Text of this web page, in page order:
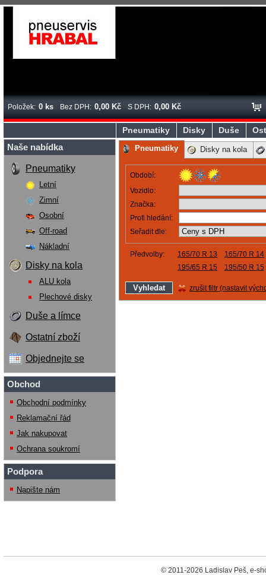
Pneumatiky Disky Duše
Položek: 0 ks Bez DPH: 0,00 Kč S DPH: 0,00 Kč
Naše nabídka
Pneumatiky
Letní
Zimní
Osobní
Off-road
Nákladní
Disky na kola
ALU kola
Plechové disky
Duše a límce
Ostatní zboží
Objednejte se
Obchod
Obchodní podmínky
Reklamační řád
Jak nakupovat
Ochrana soukromí
Podpora
Napište nám
Pneumatiky Disky na kola
Období:
Vozidlo:
Značka:
Profi hledání:
Seřadit dle:
Předvolby: 165/70 R 13
165/70 R 14
195/65 R 15
195/50 R 15
zrušit filtr (nastavit
© 2011-2026 Ladislav Peš, e-